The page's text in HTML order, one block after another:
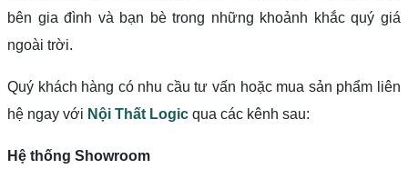
bên gia đình và bạn bè trong những khoảnh khắc quý giá
ngoài trời.
Quý khách hàng có nhu cầu tư vấn hoặc mua sản phẩm liên
hệ ngay với Nội Thất Logic qua các kênh sau:
Hệ thống Showroom